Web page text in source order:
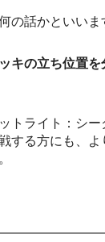
の話かといい
キの立ち位置を
トライト：シ
する方にも、